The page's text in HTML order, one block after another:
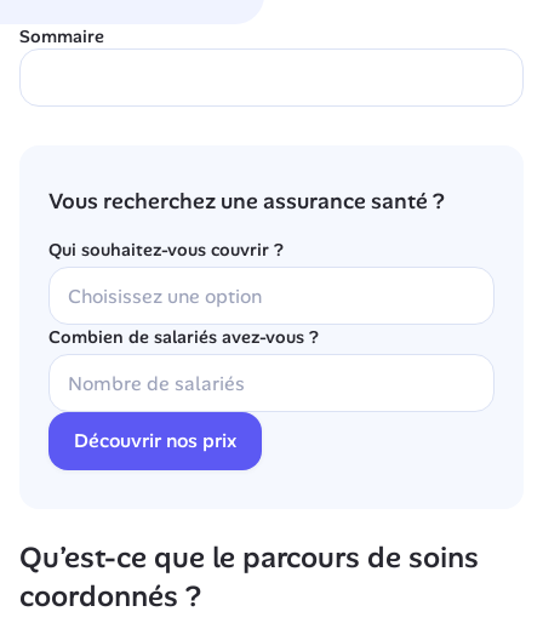
Sommaire
Vous recherchez une assurance santé ?
Qui souhaitez-vous couvrir ?
Combien de salariés avez-vous ?
Découvrir nos prix
Qu’est-ce que le parcours de soins
coordonnés ?